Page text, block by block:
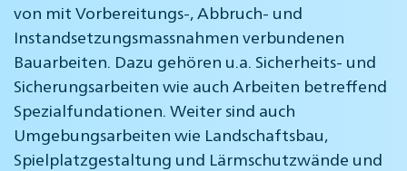
von mit Vorbereitungs-, Abbruch- und
Instandsetzungsmassnahmen verbundenen
Bauarbeiten. Dazu gehören u.a. Sicherheits- und
Sicherungsarbeiten wie auch Arbeiten betreffend
Spezialfundationen. Weiter sind auch
Umgebungsarbeiten wie Landschaftsbau,
Spielplatzgestaltung und Lärmschutzwände und